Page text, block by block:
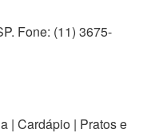
Fone: (11) 3675-
| Cardápio | Pratos e